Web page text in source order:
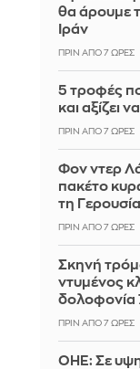
θα άρουμε
Ιράν
ΠΡΙΝ ΑΠΌ 7 ΏΡΕΣ
5 τροφές
και αξίζει
ΠΡΙΝ ΑΠΌ 7 ΏΡΕΣ
Φον ντερ
πακέτο
τη
ΠΡΙΝ ΑΠΌ 7 ΏΡΕΣ
Σκηνή
ντυμένος
δολοφονία
ΠΡΙΝ ΑΠΌ 7 ΏΡΕΣ
ΟΗΕ: Σε